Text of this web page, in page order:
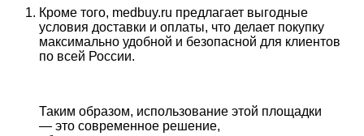
Кроме того, medbuy.ru предлагает выгодные
условия доставки и оплаты, что делает покупку
максимально удобной и безопасной для клиентов
по всей России.
Таким образом, использование этой площадки
— это современное решение,